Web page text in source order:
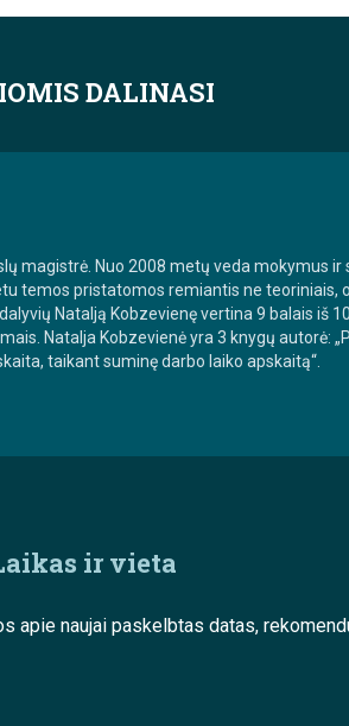
DALINASI
magistrė. Nuo 2008 metų veda mokymus ir
temos pristatomos remiantis ne teoriniais,
Natalją Kobzevienę vertina 9 balais iš
Natalja Kobzevienė yra 3 knygų autorė:
taikant suminę darbo laiko apskaitą“.
ir vieta
apie naujai paskelbtas datas,